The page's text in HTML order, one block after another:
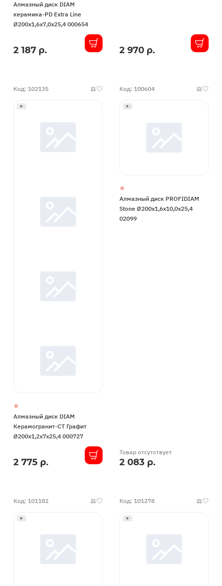
Алмазный диск DIAM
керамика-PD Extra Line
Ø200x1,6x7,0x25,4 000654
В
2 187 р.
В
2 970 р.
Код: 102135
Алмазный диск DIAM
Керамогранит-СТ Графит
Ø200x1,2x7x25,4 000727
В
2 775 р.
Код: 100604
Алмазный диск PROFIDIAM
Stone Ø200x1,6x10,0x25,4
02099
Товар отсутствует
2 083 р.
Код: 101182 Код: 101278